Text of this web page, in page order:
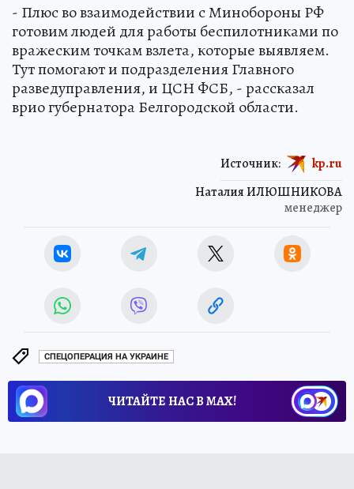
- Плюс во взаимодействии с Минобороны РФ
готовим людей для работы беспилотниками по
вражеским точкам взлета, которые выявляем.
Тут помогают и подразделения Главного
разведуправления, и ЦСН ФСБ, - рассказал
врио губернатора Белгородской области.
Наталия ИЛЮШНИКОВА
менеджер
Источник: kp.ru
СПЕЦОПЕРАЦИЯ НА УКРАИНЕ
ЧИТАЙТЕ НАС В МАХ!